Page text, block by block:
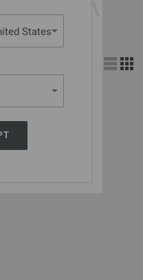
States